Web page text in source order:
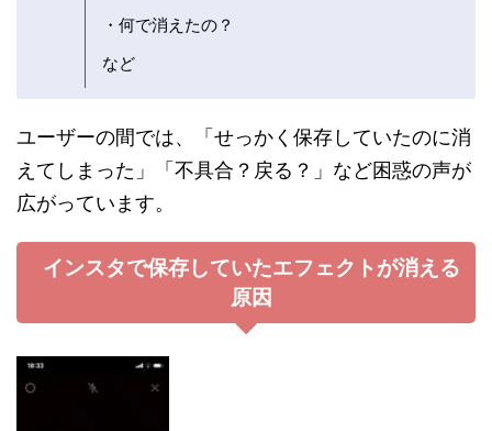
・何で消えたの？
など
ユーザーの間では、「せっかく保存していたのに消
えてしまった」「不具合？戻る？」など困惑の声が
広がっています。
インスタで保存していたエフェクトが消える
原因